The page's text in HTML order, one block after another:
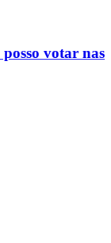
votar nas